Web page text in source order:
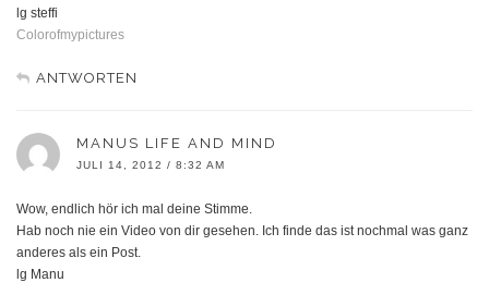
lg steffi
Colorofmypictures
ANTWORTEN
MANUS LIFE AND MIND
JULI 14, 2012 / 8:32 AM
Wow, endlich hör ich mal deine Stimme.
Hab noch nie ein Video von dir gesehen. Ich finde das ist nochmal was ganz
anderes als ein Post.
lg Manu